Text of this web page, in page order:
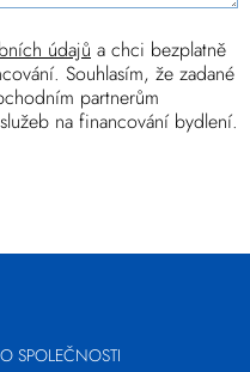
údajů a chci bezplatně
Souhlasím, že zadané
partnerům
na financování bydlení.
O SPOLEČNOSTI